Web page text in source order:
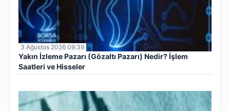
3 Ağustos 2026 09:39
Yakın İzleme Pazarı (Gözaltı Pazarı) Nedir? İşlem
Saatleri ve Hisseler